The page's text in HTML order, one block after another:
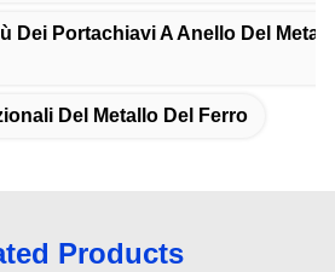
Dei Portachiavi A Anello Del
Del Metallo Del Ferro
Products